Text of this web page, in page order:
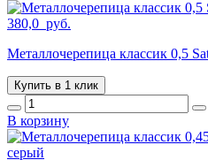
380,0 руб.
Металлочерепица классик 0,5
Купить в 1 клик
В корзину